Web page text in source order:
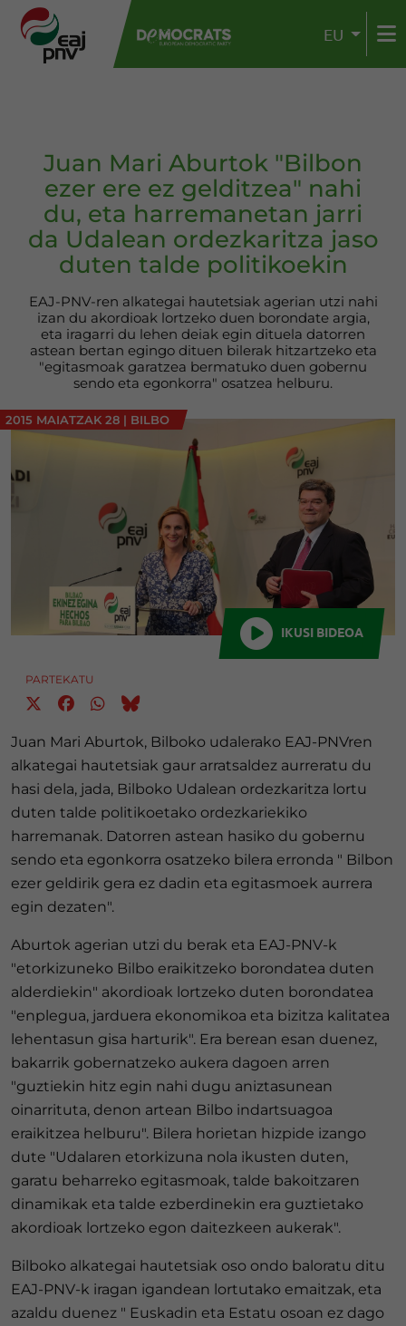
EU
Juan Mari Aburtok "Bilbon
ezer ere ez gelditzea" nahi
du, eta harremanetan jarri
da Udalean ordezkaritza jaso
duten talde politikoekin
EAJ-PNV-ren alkategai hautetsiak agerian utzi nahi
izan du akordioak lortzeko duen borondate argia,
eta iragarri du lehen deiak egin dituela datorren
astean bertan egingo dituen bilerak hitzartzeko eta
"egitasmoak garatzea bermatuko duen gobernu
sendo eta egonkorra" osatzea helburu.
2015 MAIATZAK 28 | BILBO
IKUSI BIDEOA
PARTEKATU
Juan Mari Aburtok, Bilboko udalerako EAJ-PNVren
alkategai hautetsiak gaur arratsaldez aurreratu du
hasi dela, jada, Bilboko Udalean ordezkaritza lortu
duten talde politikoetako ordezkariekiko
harremanak. Datorren astean hasiko du gobernu
sendo eta egonkorra osatzeko bilera erronda " Bilbon
ezer geldirik gera ez dadin eta egitasmoek aurrera
egin dezaten".
Aburtok agerian utzi du berak eta EAJ-PNV-k
"etorkizuneko Bilbo eraikitzeko borondatea duten
alderdiekin" akordioak lortzeko duten borondatea
"enplegua, jarduera ekonomikoa eta bizitza kalitatea
lehentasun gisa harturik". Era berean esan duenez,
bakarrik gobernatzeko aukera dagoen arren
"guztiekin hitz egin nahi dugu aniztasunean
oinarrituta, denon artean Bilbo indartsuagoa
eraikitzea helburu". Bilera horietan hizpide izango
dute "Udalaren etorkizuna nola ikusten duten,
garatu beharreko egitasmoak, talde bakoitzaren
dinamikak eta talde ezberdinekin era guztietako
akordioak lortzeko egon daitezkeen aukerak".
Bilboko alkategai hautetsiak oso ondo baloratu ditu
EAJ-PNV-k iragan igandean lortutako emaitzak, eta
azaldu duenez " Euskadin eta Estatu osoan ez dago